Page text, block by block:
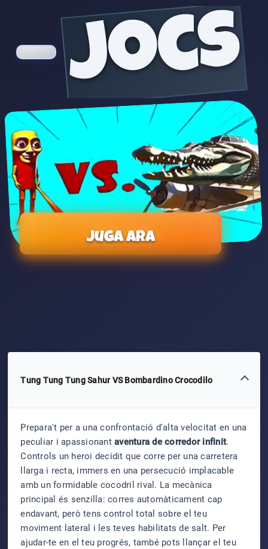
jocs
Juga ara
Tung Tung Tung Sahur VS Bombardino Crocodilo
Prepara't per a una confrontació d'alta velocitat en una
peculiar i apassionantaventura de corredor infinit.
Controls un heroi decidit que corre per una carretera
llarga i recta, immers en una persecució implacable
amb un formidable cocodril rival. La mecànica
principal és senzilla: corres automàticament cap
endavant, però tens control total sobre el teu
moviment lateral i les teves habilitats de salt. Per
ajudar-te en el teu progrés, també pots llançar el teu